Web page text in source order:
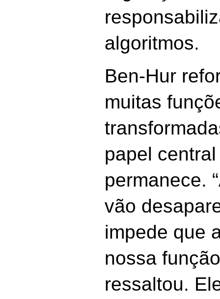
algoritmos.
Ben-Hur
muitas
papel
permanece.
vão
impede que
nossa
ressaltou.